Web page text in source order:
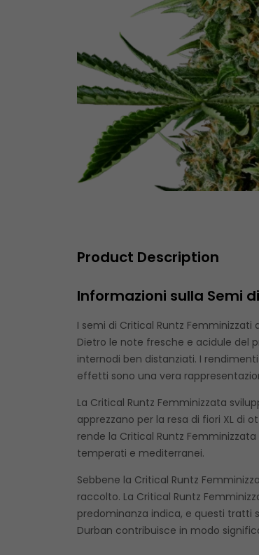
Product Description
Informazioni sulla Semi
I semi di Critical Runtz
Dietro le note fresche e acidule del
internodi ben distanziati. I
effetti sono una vera
La Critical Runtz Femminizzata
apprezzano per la resa di fiori XL di
rende la Critical Runtz
temperati e mediterranei.
Sebbene la Critical Runtz
raccolto. La Critical Runtz
predominanza indica, e questi tratti
Durban contribuisce in modo